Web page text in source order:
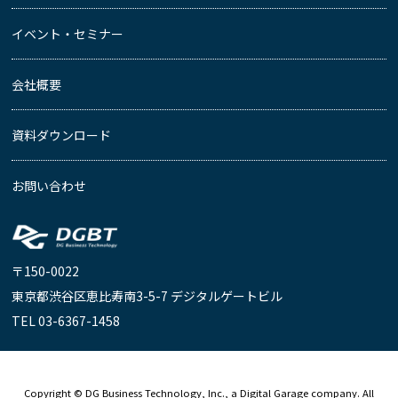
イベント・セミナー
会社概要
資料ダウンロード
お問い合わせ
〒150-0022
東京都渋谷区恵比寿南3-5-7 デジタルゲートビル
TEL 03-6367-1458
Copyright © DG Business Technology, Inc., a Digital Garage company. All